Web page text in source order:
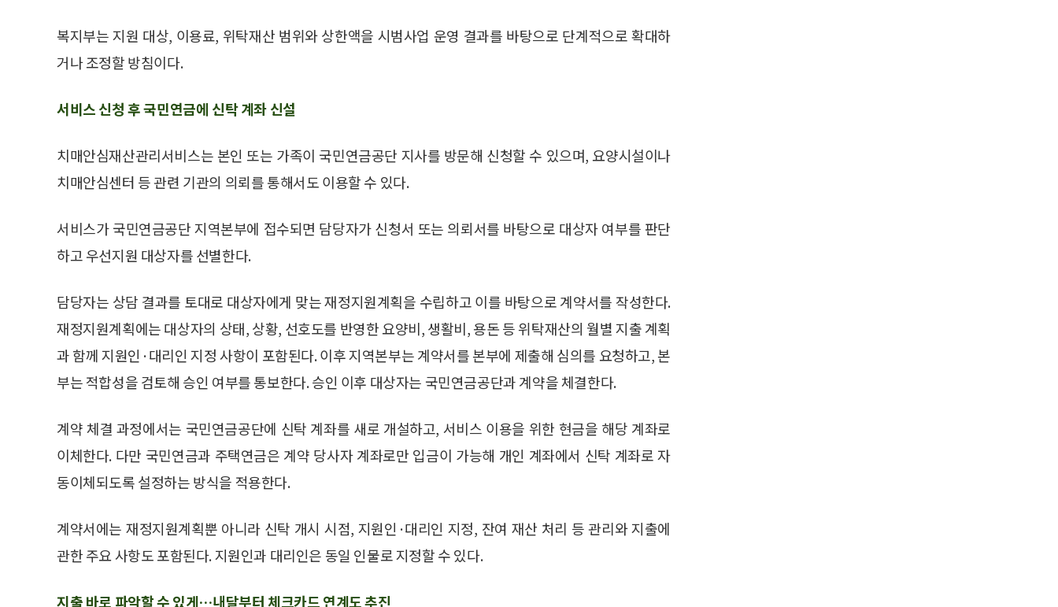
복지부는 지원 대상, 이용료, 위탁재산 범위와 상한액을 시범사업 운영 결과를 바탕으로 단계적으로 확대하
거나 조정할 방침이다.
서비스 신청 후 국민연금에 신탁 계좌 신설
치매안심재산관리서비스는 본인 또는 가족이 국민연금공단 지사를 방문해 신청할 수 있으며, 요양시설이나
치매안심센터 등 관련 기관의 의뢰를 통해서도 이용할 수 있다.
서비스가 국민연금공단 지역본부에 접수되면 담당자가 신청서 또는 의뢰서를 바탕으로 대상자 여부를 판단
하고 우선지원 대상자를 선별한다.
담당자는 상담 결과를 토대로 대상자에게 맞는 재정지원계획을 수립하고 이를 바탕으로 계약서를 작성한다.
재정지원계획에는 대상자의 상태, 상황, 선호도를 반영한 요양비, 생활비, 용돈 등 위탁재산의 월별 지출 계획
과 함께 지원인·대리인 지정 사항이 포함된다. 이후 지역본부는 계약서를 본부에 제출해 심의를 요청하고, 본
부는 적합성을 검토해 승인 여부를 통보한다. 승인 이후 대상자는 국민연금공단과 계약을 체결한다.
계약 체결 과정에서는 국민연금공단에 신탁 계좌를 새로 개설하고, 서비스 이용을 위한 현금을 해당 계좌로
이체한다. 다만 국민연금과 주택연금은 계약 당사자 계좌로만 입금이 가능해 개인 계좌에서 신탁 계좌로 자
동이체되도록 설정하는 방식을 적용한다.
계약서에는 재정지원계획뿐 아니라 신탁 개시 시점, 지원인·대리인 지정, 잔여 재산 처리 등 관리와 지출에
관한 주요 사항도 포함된다. 지원인과 대리인은 동일 인물로 지정할 수 있다.
지출 바로 파악할 수 있게…내달부터 체크카드 연계도 추진